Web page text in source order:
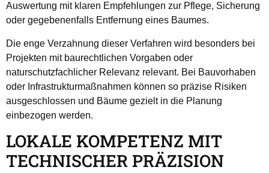
Auswertung mit klaren Empfehlungen zur Pflege, Sicherung
oder gegebenenfalls Entfernung eines Baumes.
Die enge Verzahnung dieser Verfahren wird besonders bei
Projekten mit baurechtlichen Vorgaben oder
naturschutzfachlicher Relevanz relevant. Bei Bauvorhaben
oder Infrastrukturmaßnahmen können so präzise Risiken
ausgeschlossen und Bäume gezielt in die Planung
einbezogen werden.
LOKALE KOMPETENZ MIT
TECHNISCHER PRÄZISION